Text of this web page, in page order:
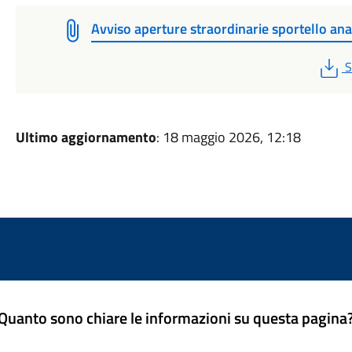
Avviso aperture straordinarie sportello
Ultimo aggiornamento: 18 maggio 2026, 12:18
sono chiare le informazioni su questa